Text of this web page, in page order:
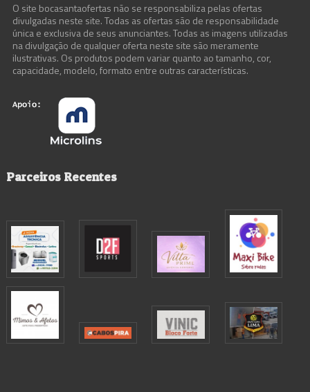
O site bocasantaofertas não se responsabiliza pelas ofertas
divulgadas neste site. Todas as ofertas são de responsabilidade
única e exclusiva de seus anunciantes. Todas as imagens utilizadas
na divulgação de qualquer oferta neste site são meramente
ilustrativas. Os produtos podem variar quanto ao tamanho, cor,
capacidade, modelo, formato entre outras características.
Parceiros Recentes